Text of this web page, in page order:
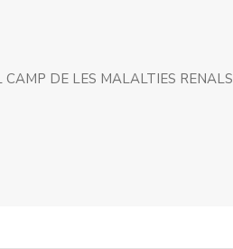
DE LES MALALTIES